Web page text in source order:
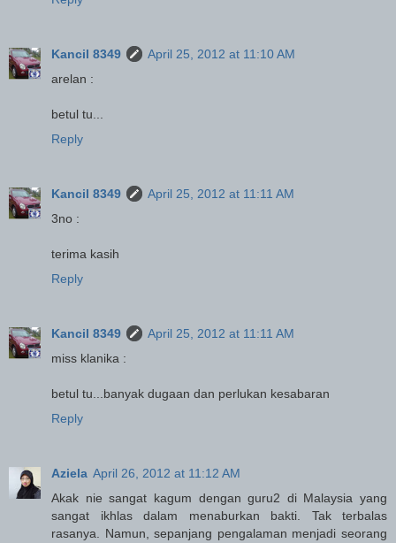
Kancil 8349
April 25, 2012 at 11:10 AM
arelan :
betul tu...
Reply
Kancil 8349
April 25, 2012 at 11:11 AM
3no :
terima kasih
Reply
Kancil 8349
April 25, 2012 at 11:11 AM
miss klanika :
betul tu...banyak dugaan dan perlukan kesabaran
Reply
Aziela April 26, 2012 at 11:12 AM
Akak nie sangat kagum dengan guru2 di Malaysia yang
sangat ikhlas dalam menaburkan bakti. Tak terbalas
rasanya. Namun, sepanjang pengalaman menjadi seorang